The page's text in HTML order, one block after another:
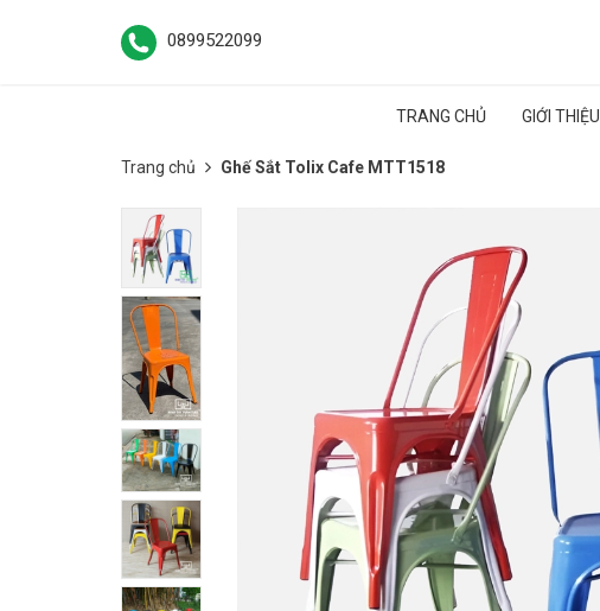
0899522099
TRANG CHỦ GIỚI THIỆU
Trang chủ Ghế Sắt Tolix Cafe MTT1518